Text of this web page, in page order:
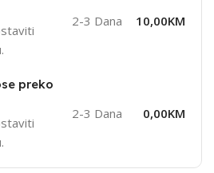
2-3 Dana 10,00KM
preko
2-3 Dana 0,00KM